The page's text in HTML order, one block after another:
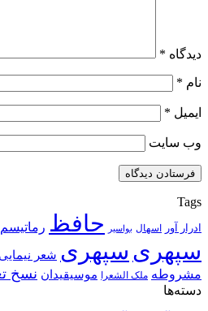
دیدگاه *
نام *
ایمیل *
وب‌ سایت
Tags
ادرار آور اسهال بواسیر حافظ رماتیسم
سپهری سپهری شعر نیمایی
مشروطه ملک الشعرا موسیقیدان نسخ
دسته‌ها